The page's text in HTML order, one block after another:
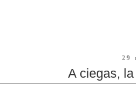
29
A ciegas,